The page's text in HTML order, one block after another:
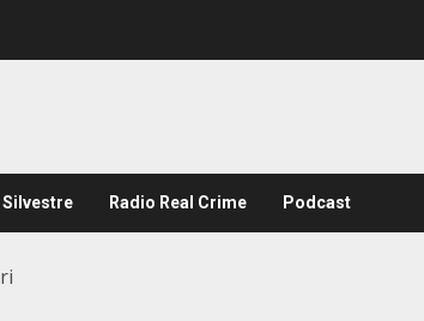
Silvestre Radio Real Crime Podcast